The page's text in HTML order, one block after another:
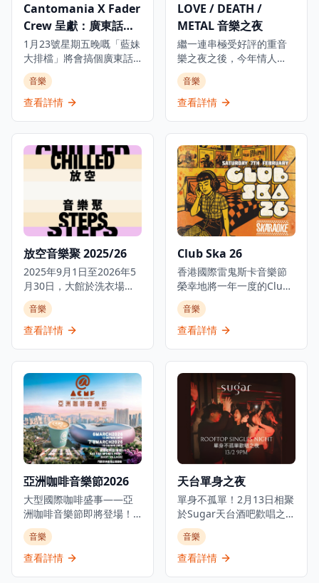
Cantomania X Fader
Crew 呈獻：廣東話
Hip Hop 之夜
1月23號星期五晚嘅「藍妹
大排檔」將會搞個廣東話
hip hop 之夜，到時一定
熱鬧到爆！當晚7點開始，
一隊隊本地 hip hop DJ 輪
hop 音樂。 呢個為時3小
時嘅活動只限18歲或以上
人士參加，展示香港最好
嘅廣東話饒舌、R&B 同
hip hop 音樂。
音樂
查看詳情
LOVE / DEATH /
METAL 音樂之夜
繼一連串極受好評的重音
樂之夜之後，今年情人
節，The Underground
會在九龍施展一個關於
「愛與死」的黑暗魔咒，
是因為愛而心動，還是為
情所傷，今次音樂之夜都
會帶來強烈的重金屬體
驗，讓你在震撼的音樂中
找到共鳴。活動在觀塘的
浪潮音樂工作室舉行，現
場將有本地重金屬樂隊精
和激情的音樂氛圍。這是
一個獨特的音樂活動，適
合重金屬音樂愛好者、想
要體驗不同音樂風格的情
侶，或是尋找刺激音樂體
驗的朋友。無論是想要釋
DEATH / METAL 音樂之夜
都能提供難忘的夜晚。
音樂
查看詳情
放空音樂聚 2025/26
2025年9月1日至2026年5
月30日，大館於洗衣場石
階呈獻「放空音樂聚」。
大館作為充滿活力且凝聚
大眾的空間，致力建立兼
及獨立創作人搭建舞台，
推動創新敘事與藝術表
達，呼應城市文化脈絡的
演進。 「大館石階影院」
與「放空音樂聚」為獨立
電影與小型音樂製作提供
重要的展示及表演空間，
契機。踏入25/26季度，這
個雙系列節目將以全新的
策展方向與陣容亮相，讓
不同類別的電影放映與現
場演出百花齊放、交織共
鳴。 自2021年開始，「放
音樂
查看詳情
Club Ska 26
香港國際雷鬼斯卡音樂節
榮幸地將一年一度的Club
Ska活動帶回Fringe
Club，屆時將呈現熱辣的
斯卡、動感的雷鬼和搖擺
自台灣的Skaraoke樂團將
再次登台，亞洲最優秀的
離拍樂隊將帶來現場大樂
隊表演，營造出充滿能量
和激情的音樂氛圍。這是
一個獨特的音樂活動，適
合雷鬼、斯卡和搖滾樂愛
音樂風格的情侶和朋友。
活動在藝穗會舉行，現場
將有精彩的現場音樂表
演，讓觀眾可以近距離感
受音樂的魅力。無論是想
要享受音樂的樂趣，還是
音樂
查看詳情
亞洲咖啡音樂節2026
大型國際咖啡盛事——亞
洲咖啡音樂節即將登場！
誠邀各位咖啡愛好者一同
感受咖啡冠軍的專業風
采，探索全球知名咖啡名
音樂
查看詳情
天台單身之夜
單身不孤單！2月13日相聚
於Sugar天台酒吧歡唱之
夜，是單身人士和想要享
受音樂的朋友的理想活
動。唱盡經典療傷情歌，
音樂
查看詳情